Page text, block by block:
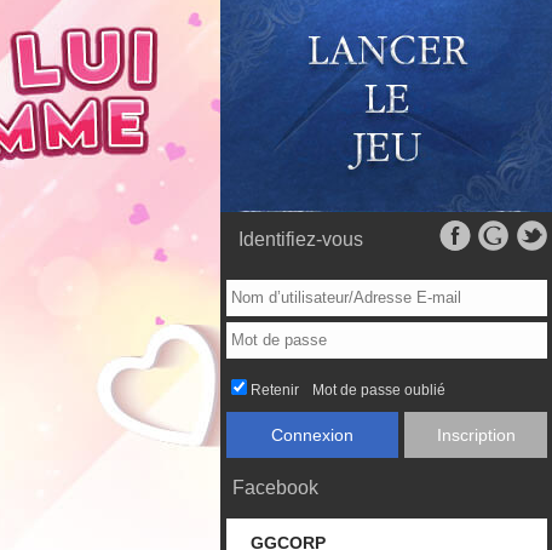
Identifiez-vous
Retenir Mot de passe oublié
Connexion Inscription
Facebook
GGCORP